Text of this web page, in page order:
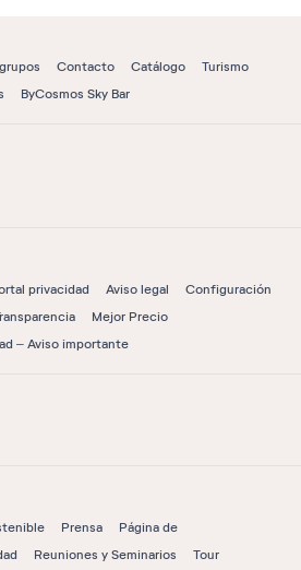
Contacto Catálogo
Turismo
ByCosmos Sky Bar
privacidad Aviso legal
Configuración
Mejor Precio
– Aviso importante
Prensa
Página de
Reuniones y Seminarios
Tour